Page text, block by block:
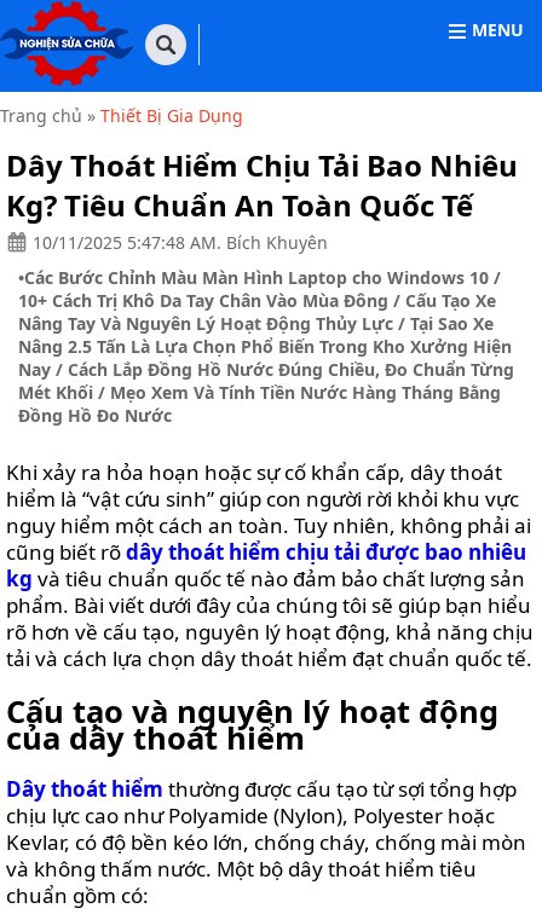
MENU
TRANG
BỊ
PHÒNG
THIẾT
BỊ
GIA
DỤNG
THIẾT
BỊ
CÔNG
NGHIỆP
NHÀ
CỬA
&
ĐỜI
SỐNG
VIDEO
REVIEWS
MẸO
LIÊN
Trang chủ » Thiết Bị Gia Dụng
Dây Thoát Hiểm Chịu Tải Bao Nhiêu
Kg? Tiêu Chuẩn An Toàn Quốc Tế
10/11/2025 5:47:48 AM. Bích Khuyên
•Các Bước Chỉnh Màu Màn Hình Laptop cho Windows 10 /
10+ Cách Trị Khô Da Tay Chân Vào Mùa Đông / Cấu Tạo Xe
Nâng Tay Và Nguyên Lý Hoạt Động Thủy Lực / Tại Sao Xe
Nâng 2.5 Tấn Là Lựa Chọn Phổ Biến Trong Kho Xưởng Hiện
Nay / Cách Lắp Đồng Hồ Nước Đúng Chiều, Đo Chuẩn Từng
Mét Khối / Mẹo Xem Và Tính Tiền Nước Hàng Tháng Bằng
Đồng Hồ Đo Nước
Khi xảy ra hỏa hoạn hoặc sự cố khẩn cấp, dây thoát
hiểm là “vật cứu sinh” giúp con người rời khỏi khu vực
nguy hiểm một cách an toàn. Tuy nhiên, không phải ai
cũng biết rõdây thoát hiểm chịu tải được bao nhiêu
kg và tiêu chuẩn quốc tế nào đảm bảo chất lượng sản
phẩm. Bài viết dưới đây của chúng tôi sẽ giúp bạn hiểu
rõ hơn về cấu tạo, nguyên lý hoạt động, khả năng chịu
tải và cách lựa chọn dây thoát hiểm đạt chuẩn quốc tế.
Cấu tạo và nguyên lý hoạt động
của dây thoát hiểm
Dây thoát hiểm thường được cấu tạo từ sợi tổng hợp
chịu lực cao như Polyamide (Nylon), Polyester hoặc
Kevlar, có độ bền kéo lớn, chống cháy, chống mài mòn
và không thấm nước. Một bộ dây thoát hiểm tiêu
chuẩn gồm có: